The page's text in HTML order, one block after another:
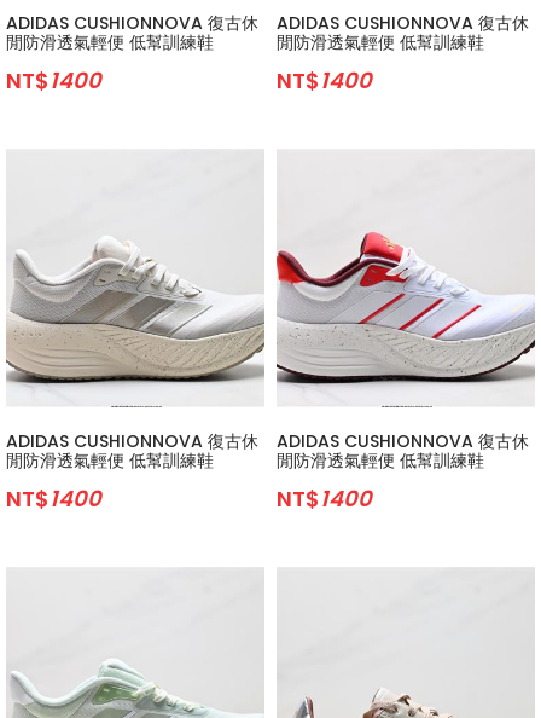
ADIDAS CUSHIONNOVA 復古休
閒防滑透氣輕便 低幫訓練鞋
NT$1400
ADIDAS CUSHIONNOVA 復古休
閒防滑透氣輕便 低幫訓練鞋
NT$1400
ADIDAS CUSHIONNOVA 復古休
閒防滑透氣輕便 低幫訓練鞋
NT$1400
ADIDAS CUSHIONNOVA 復古休
閒防滑透氣輕便 低幫訓練鞋
NT$1400